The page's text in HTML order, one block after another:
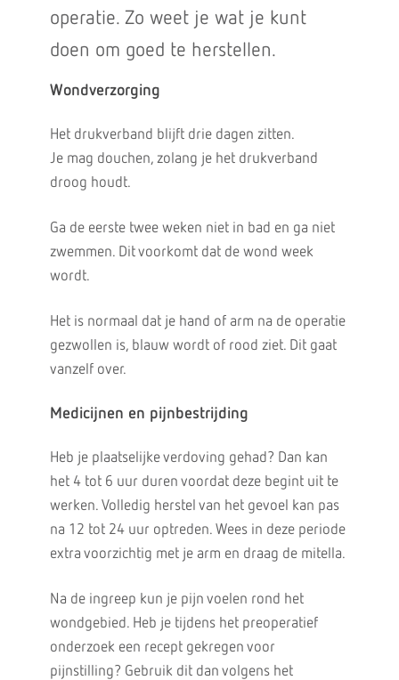
operatie. Zo weet je wat je kunt
doen om goed te herstellen.
Wondverzorging
Het drukverband blijft drie dagen zitten.
Je mag douchen, zolang je het drukverband
droog houdt.
Ga de eerste twee weken niet in bad en ga niet
zwemmen. Dit voorkomt dat de wond week
wordt.
Het is normaal dat je hand of arm na de operatie
gezwollen is, blauw wordt of rood ziet. Dit gaat
vanzelf over.
Medicijnen en pijnbestrijding
Heb je plaatselijke verdoving gehad? Dan kan
het 4 tot 6 uur duren voordat deze begint uit te
werken. Volledig herstel van het gevoel kan pas
na 12 tot 24 uur optreden. Wees in deze periode
extra voorzichtig met je arm en draag de mitella.
Na de ingreep kun je pijn voelen rond het
wondgebied. Heb je tijdens het preoperatief
onderzoek een recept gekregen voor
pijnstilling? Gebruik dit dan volgens het